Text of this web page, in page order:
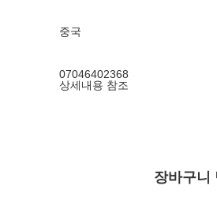
중국
07046402368
상세내용 참조
장바구니